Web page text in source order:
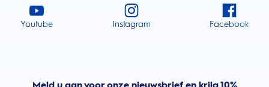
Youtube Instagram Facebook